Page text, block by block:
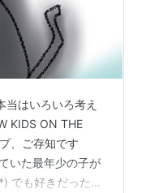
はいろいろ考え
KIDS ON THE
、ご存知です
いた最年少の子が
でも好きだったの